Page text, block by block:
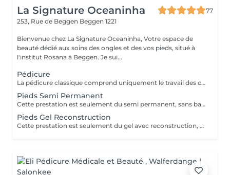
La Signature Oceaninha
77
253, Rue de Beggen Beggen 1221
Bienvenue chez La Signature Oceaninha, Votre espace de
beauté dédié aux soins des ongles et des vos pieds, situé à
l'institut Rosana à Beggen. Je sui...
Pédicure
La pédicure classique comprend uniquement le travail des cuticules ainsi que le limage des ongles afin de leur redonner une forme propre et soignée. Cette prestation permet d'avoir des ongles nets et bien entretenus, sans pose de vernis ni soin complet des pieds.
Pieds Semi Permanent
Cette prestation est seulement du semi permanent, sans bain de pieds ni soins des callosités.
Pieds Gel Reconstruction
Cette prestation est seulement du gel avec reconstruction, sans bain de pieds ni soins des callosités.